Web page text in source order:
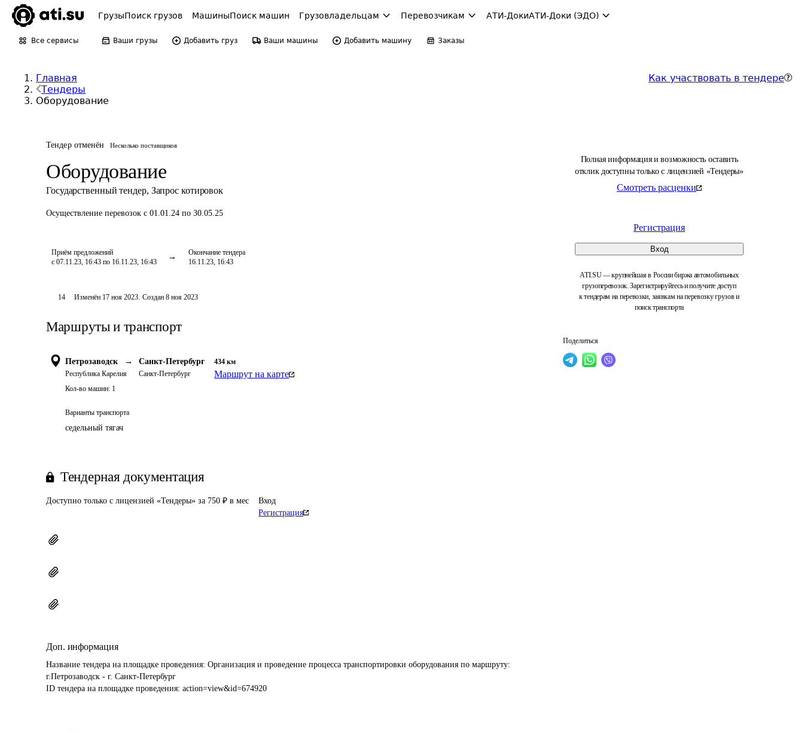
ГрузыПоиск грузов МашиныПоиск машин Грузовладельцам Перевозчикам АТИ-ДокиАТИ-Доки (ЭДО)
Все сервисы Ваши грузы Добавить груз Ваши машины Добавить машину Заказы
Главная
Тендеры
Оборудование
Как участвовать в тендере
Тендер отменён Несколько поставщиков
Оборудование
Государственный тендер, Запрос котировок
Осуществление перевозок с 01.01.24 по 30.05.25
Приём предложений
с 07.11.23, 16:43 по 16.11.23, 16:43
Окончание тендера
16.11.23, 16:43
Полная информация и возможность оставить
отклик доступны только с лицензией «Тендеры»
Смотреть расценки
Регистрация
Вход
ATI.SU — крупнейшая в России биржа автомобильных
грузоперевозок. Зарегистрируйтесь и получите доступ
к тендерам на перевозки, заявкам на перевозку грузов и
поиск транспорта
Поделиться
14 Изменён 17 ноя 2023. Создан 8 ноя 2023
Маршруты и транспорт
Петрозаводск →
Республика Карелия
Санкт-Петербург
Санкт-Петербург
434 км
Маршрут на карте
Кол-во машин: 1
Варианты транспорта
седельный тягач
Тендерная документация
Доступно только с лицензией «Тендеры» за 750 ₽ в мес
Вход
Регистрация
Доп. информация
Название тендера на площадке проведения: Организация и проведение процесса транспортировки оборудования по маршруту:
г.Петрозаводск - г. Санкт-Петербург
ID тендера на площадке проведения: action=view&id=674920